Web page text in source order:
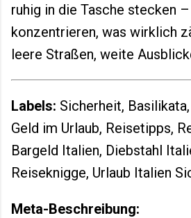
ruhig in die Tasche stecken
konzentrieren, was wirklich
leere Straßen, weite
Labels: Sicherheit,
Geld im Urlaub, Reisetipps,
Bargeld Italien, Diebstahl
Reiseknigge, Urlaub Italien
Meta-Beschreibung: